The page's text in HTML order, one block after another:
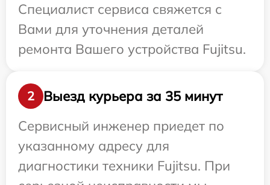
Специалист сервиса свяжется с
Вами для уточнения деталей
ремонта Вашего устройства Fujitsu.
2
Выезд курьера за 35 минут
Сервисный инженер приедет по
указанному адресу для
диагностики техники Fujitsu. При